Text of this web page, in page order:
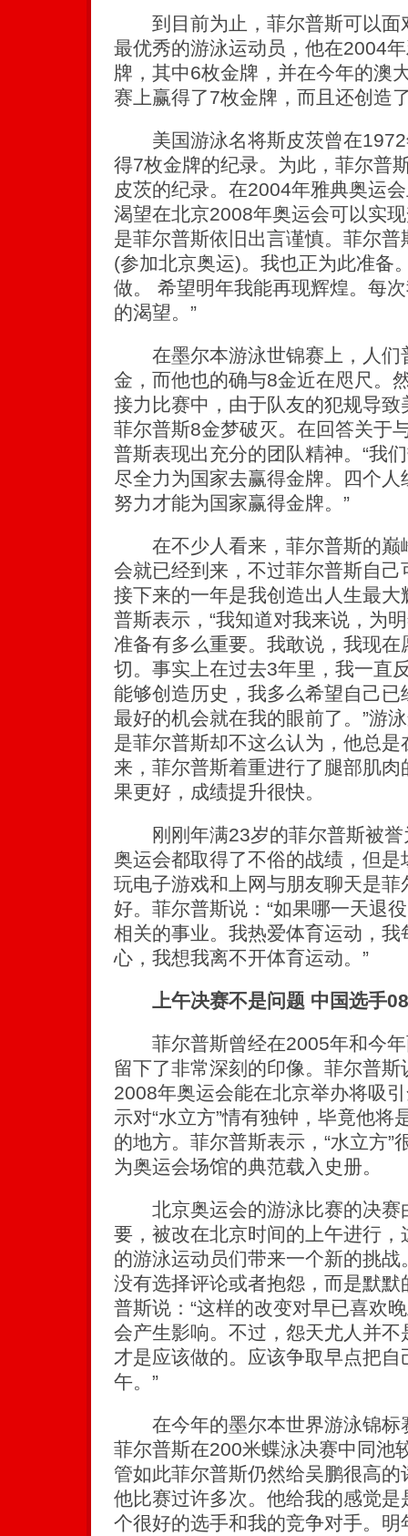
到目前为止，菲尔普斯可以面
最优秀的游泳运动员，他在2004
牌，其中6枚金牌，并在今年的澳
赛上赢得了7枚金牌，而且还创造
美国游泳名将斯皮茨曾在1972
得7枚金牌的纪录。为此，菲尔普
皮茨的纪录。在2004年雅典奥运
渴望在北京2008年奥运会可以实
是菲尔普斯依旧出言谨慎。菲尔普
(参加北京奥运)。我也正为此准备
做。 希望明年我能再现辉煌。每
的渴望。”
在墨尔本游泳世锦赛上，人们
金，而他也的确与8金近在咫尺。
接力比赛中，由于队友的犯规导
菲尔普斯8金梦破灭。在回答关于
普斯表现出充分的团队精神。“我
尽全力为国家去赢得金牌。四个
努力才能为国家赢得金牌。”
在不少人看来，菲尔普斯的巅
会就已经到来，不过菲尔普斯自己
接下来的一年是我创造出人生最大
普斯表示，“我知道对我来说，为
准备有多么重要。我敢说，我现
切。事实上在过去3年里，我一直
能够创造历史，我多么希望自己已
最好的机会就在我的眼前了。”游
是菲尔普斯却不这么认为，他总
来，菲尔普斯着重进行了腿部肌
果更好，成绩提升很快。
刚刚年满23岁的菲尔普斯被誉
奥运会都取得了不俗的战绩，但
玩电子游戏和上网与朋友聊天是
好。菲尔普斯说：“如果哪一天退
相关的事业。我热爱体育运动，
心，我想我离不开体育运动。”
上午决赛不是问题 中国选手
菲尔普斯曾经在2005年和今年
留下了非常深刻的印像。菲尔普
2008年奥运会能在北京举办将吸
示对“水立方”情有独钟，毕竟他将
的地方。菲尔普斯表示，“水立方”
为奥运会场馆的典范载入史册。
北京奥运会的游泳比赛的决赛
要，被改在北京时间的上午进行
的游泳运动员们带来一个新的挑
没有选择评论或者抱怨，而是默
普斯说：“这样的改变对早已喜欢
会产生影响。不过，怨天尤人并
才是应该做的。应该争取早点把
午。”
在今年的墨尔本世界游泳锦标
菲尔普斯在200米蝶泳决赛中同池
管如此菲尔普斯仍然给吴鹏很高的
他比赛过许多次。他给我的感觉
个很好的选手和我的竞争对手。